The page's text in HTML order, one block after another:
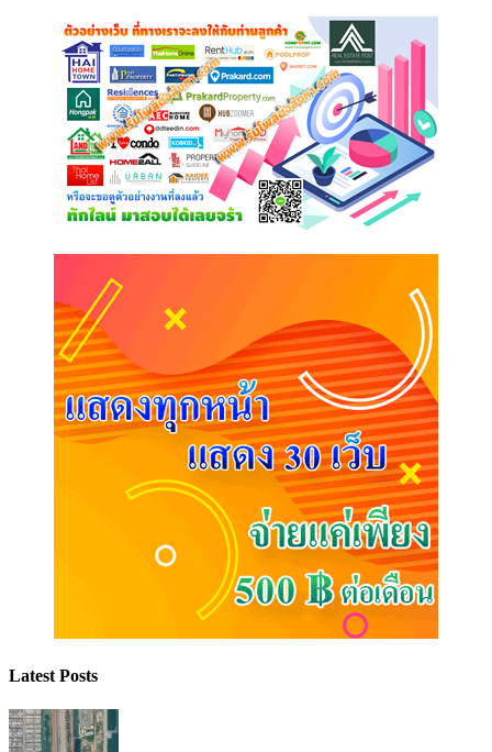
Latest Posts